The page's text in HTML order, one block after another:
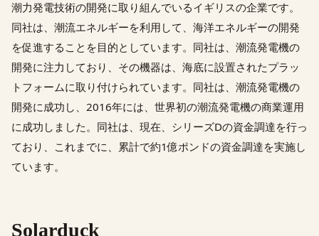
潮力発電技術の開発に取り組んでいるイギリスの企業です。
同社は、潮流エネルギーを利用して、海洋エネルギーの開発
を促進することを目的としています。同社は、潮流発電機の
開発に注力しており、その機器は、海底に設置されたプラッ
トフォームに取り付けられています。同社は、潮流発電機の
開発に成功し、2016年には、世界初の潮流発電機の商業運用
に成功しました。同社は、現在、シリーズDの資金調達を行っ
ており、これまでに、累計で約1億ポンドの資金調達を実施し
ています。
Solarduck